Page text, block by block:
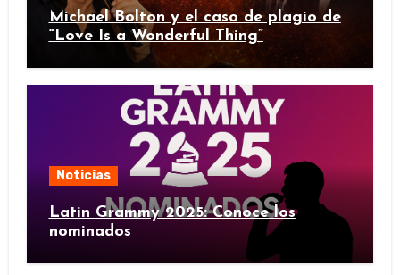
Michael Bolton y el caso de plagio de
“Love Is a Wonderful Thing”
Noticias
Latin Grammy 2025: Conoce los
nominados